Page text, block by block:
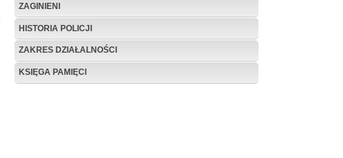
ZAGINIENI
HISTORIA POLICJI
ZAKRES DZIAŁALNOŚCI
KSIĘGA PAMIĘCI